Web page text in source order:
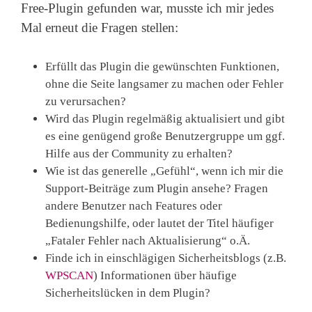
Free-Plugin gefunden war, musste ich mir jedes
Mal erneut die Fragen stellen:
Erfüllt das Plugin die gewünschten Funktionen,
ohne die Seite langsamer zu machen oder Fehler
zu verursachen?
Wird das Plugin regelmäßig aktualisiert und gibt
es eine genügend große Benutzergruppe um ggf.
Hilfe aus der Community zu erhalten?
Wie ist das generelle „Gefühl“, wenn ich mir die
Support-Beiträge zum Plugin ansehe? Fragen
andere Benutzer nach Features oder
Bedienungshilfe, oder lautet der Titel häufiger
„Fataler Fehler nach Aktualisierung“ o.Ä.
Finde ich in einschlägigen Sicherheitsblogs (z.B.
WPSCAN) Informationen über häufige
Sicherheitslücken in dem Plugin?